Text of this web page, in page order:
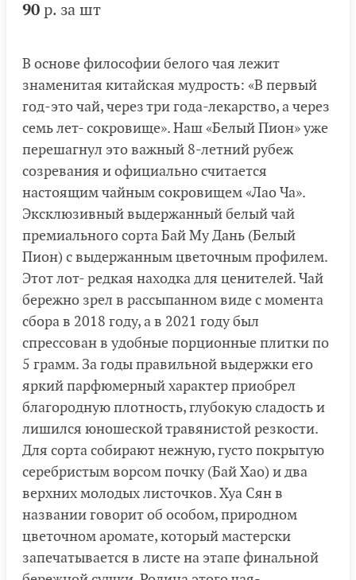
90 р. за шт
В основе философии белого чая лежит
знаменитая китайская мудрость: «В первый
год-это чай, через три года-лекарство, а через
семь лет- сокровище». Наш «Белый Пион» уже
перешагнул это важный 8-летний рубеж
созревания и официально считается
настоящим чайным сокровищем «Лао Ча».
Эксклюзивный выдержанный белый чай
премиального сорта Бай Му Дань (Белый
Пион) с выдержанным цветочным профилем.
Этот лот- редкая находка для ценителей. Чай
бережно зрел в рассыпанном виде с момента
сбора в 2018 году, а в 2021 году был
спрессован в удобные порционные плитки по
5 грамм. За годы правильной выдержки его
яркий парфюмерный характер приобрел
благородную плотность, глубокую сладость и
лишился юношеской травянистой резкости.
Для сорта собирают нежную, густо покрытую
серебристым ворсом почку (Бай Хао) и два
верхних молодых листочков. Хуа Сян в
названии говорит об особом, природном
цветочном аромате, который мастерски
запечатывается в листе на этапе финальной